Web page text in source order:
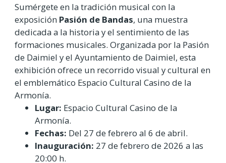
Sumérgete en la tradición musical con la
exposición Pasión de Bandas, una muestra
dedicada a la historia y el sentimiento de las
formaciones musicales. Organizada por la Pasión
de Daimiel y el Ayuntamiento de Daimiel, esta
exhibición ofrece un recorrido visual y cultural en
el emblemático Espacio Cultural Casino de la
Armonía.
Lugar: Espacio Cultural Casino de la
Armonía.
Fechas: Del 27 de febrero al 6 de abril.
Inauguración: 27 de febrero de 2026 a las
20:00 h.